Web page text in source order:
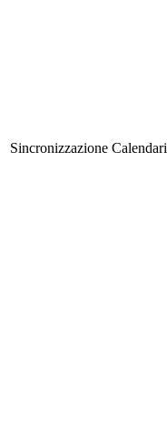
Sincronizzazione Calendari